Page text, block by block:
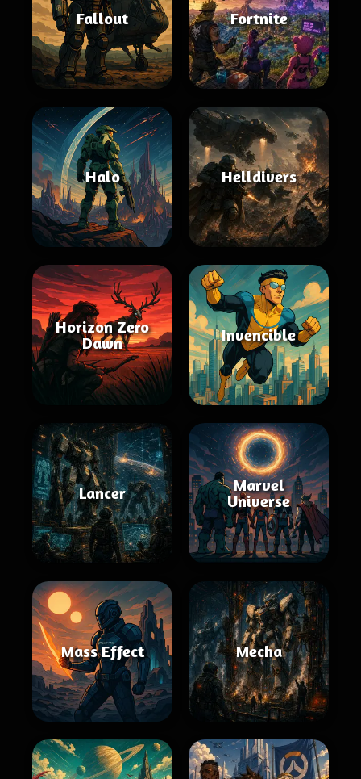
Fallout Fortnite
Halo Helldivers
Horizon Zero
Dawn
Invencible
Lancer
Marvel
Universe
Mass Effect Mecha